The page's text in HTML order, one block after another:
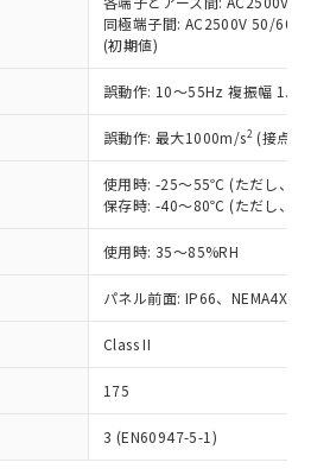
同極端子間: AC2500V 50/
(初期値)
誤動作: 10～55Hz 複振幅
誤動作: 最大1000m/s2 (接点
使用時: -25～55℃ (ただし、氷
保存時: -40～80℃ (ただし、氷
使用時: 35～85%RH
パネル前面: IP66、NEMA4X,
Class II
175
3 (EN60947-5-1)
異なる場合があることをご
状況および標準価格はお客
先、またはお客様担当のオ
機器販売店・当社販売員に
御機器販売店や当社販売拠
ネットワーク
」をご確認
なく第三者に漏洩または開
うお願いします。
機能（部品リスト作成サー
用いただくには、I-Web
にご登録されている必要が
ウェブサイト上で当社にご
部品リストについて、当社
共同利用者が、当社の製
以下、ポリ臭化ビフェニル
、ポリ臭化ジフェニルエーテル類
、フタル酸ビス(2-エチルヘキシ
1000ppm以下、フタル酸ブチ
下、フタル酸ジイソブチル
業用監視および制御機器に対する
４物質については閾値を超える意
を確認しています。
え状況などにより、予定
があります。
書ダウンロード
、 PBBs(ポリ臭化ビフェ
PBDEs(ポリ臭化ジフェニルエーテ
、 BBP(フタル酸ブチルベンジ
エチルヘキシル)) : 1000ppm
（10物質）のすべてが基
とを示します。
用状況下において有害物
し、環境に深刻な影響を
意味します。
るなどの必要な手続きを
貨物を破棄する場合は、完
るなど、違法に輸出されな
な手段を講じます。
製品を、核兵器、ミサイ
器、生物兵器またはその他
これらの製造装置等に一切
社製品を第三者に販売する
記1、2および3の内容を当
通知します。また当社は、
び販売に係わる関係者が違
しません。
以上の在庫あり
には満たないが在庫あり
し(最新の在庫状況につ
、お客様のお取引先、ま
客様担当のオムロン制御
売店・当社販売員にご確
産機種、また在庫状況の
公開していない機種